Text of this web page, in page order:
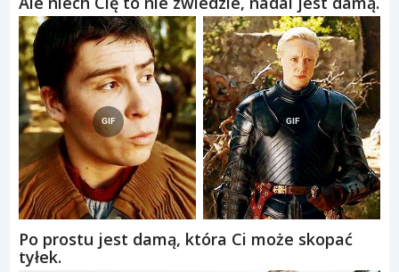
Po prostu jest damą, która Ci może skopać
tyłek.